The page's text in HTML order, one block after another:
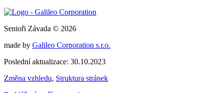
Senioři Závada © 2026
made by Galileo Corporation s.r.o.
Poslední aktualizace: 30.10.2023
Změna vzhledu, Struktura stránek